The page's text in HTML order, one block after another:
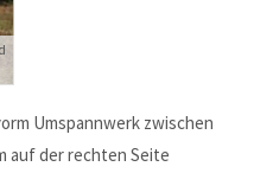
Umspannwerk zwischen
auf der rechten Seite